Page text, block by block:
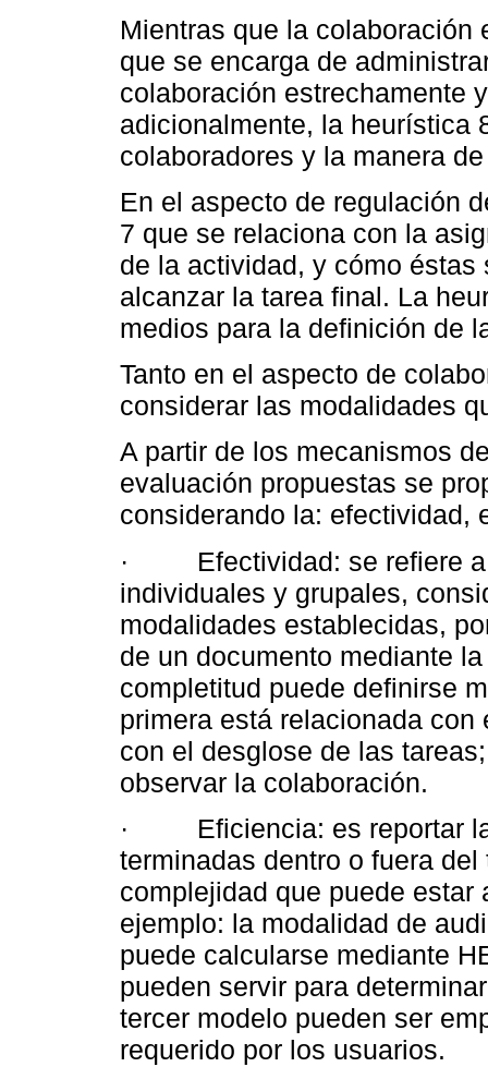
Mientras que la
que se encarga de
colaboración estrechamente
adicionalmente, la heurística
colaboradores y la manera
En el aspecto de regulación
7 que se relaciona con la
de la actividad, y cómo
alcanzar la tarea final. La
medios para la definición de
Tanto en el aspecto de
considerar las modalidades
A partir de los mecanismos
evaluación propuestas se
considerando la: efectividad,
· Efectividad: se refiere a
individuales y grupales,
modalidades establecidas,
de un documento mediante
completitud puede definirse
primera está relacionada
con el desglose de las
observar la colaboración.
· Eficiencia: es reportar
terminadas dentro o fuera
complejidad que puede
ejemplo: la modalidad de
puede calcularse mediante
pueden servir para
tercer modelo pueden ser
requerido por los usuarios.